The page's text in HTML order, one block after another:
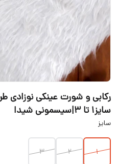
رکابی و شورت عینکی نوزادی
سایز۱ تا ۳|سیسمونی شیدا
سایز
۱ ۲ ۳